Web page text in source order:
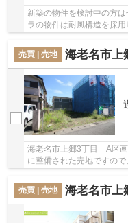
新築の物件を検討中の方
ラの物件は耐風構造を採
売買 | 売地
海老名市上郷3丁目 A
海老名市上郷3丁目 A区
に整備された売地ですの
売買 | 売地
海老名市